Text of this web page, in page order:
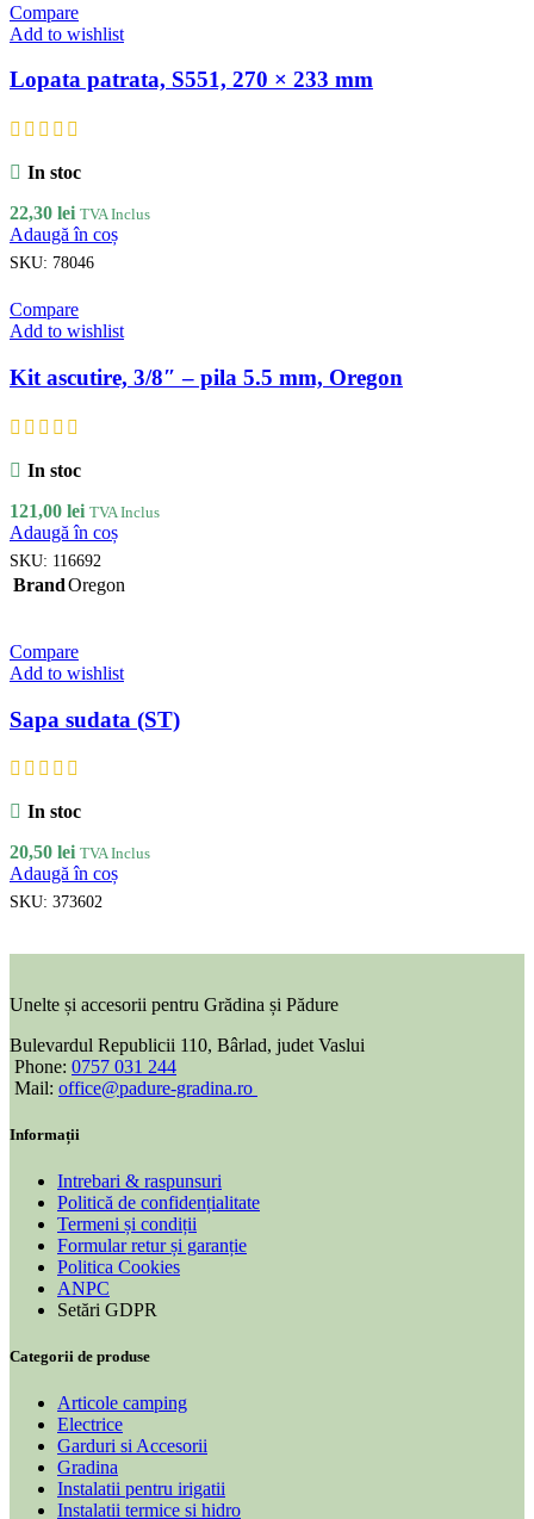
Compare
Add to wishlist
Lopata patrata, S551, 270 × 233 mm
In stoc
22,30 lei TVA Inclus
Adaugă în coș
SKU: 78046
Compare
Add to wishlist
Kit ascutire, 3/8″ – pila 5.5 mm, Oregon
In stoc
121,00 lei TVA Inclus
Adaugă în coș
SKU: 116692
BrandOregon
Compare
Add to wishlist
Sapa sudata (ST)
In stoc
20,50 lei TVA Inclus
Adaugă în coș
SKU: 373602
Unelte și accesorii pentru Grădina și Pădure
Bulevardul Republicii 110, Bârlad, judet Vaslui
Phone: 0757 031 244
Mail: office@padure-gradina.ro
Informații
Intrebari & raspunsuri
Politică de confidențialitate
Termeni și condiții
Formular retur și garanție
Politica Cookies
ANPC
Setări GDPR
Categorii de produse
Articole camping
Electrice
Garduri si Accesorii
Gradina
Instalatii pentru irigatii
Instalatii termice si hidro